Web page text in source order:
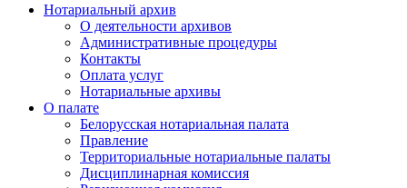
Нотариальный архив
О деятельности архивов
Административные процедуры
Контакты
Оплата услуг
Нотариальные архивы
О палате
Белорусская нотариальная палата
Правление
Территориальные нотариальные палаты
Дисциплинарная комиссия